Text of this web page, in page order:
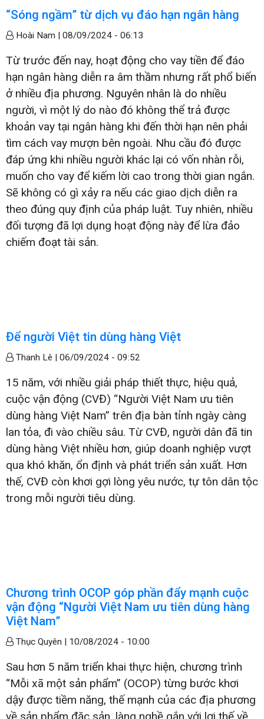
“Sóng ngầm” từ dịch vụ đáo hạn ngân hàng
Hoài Nam | 08/09/2024 - 06:13
Từ trước đến nay, hoạt động cho vay tiền để đáo
hạn ngân hàng diễn ra âm thầm nhưng rất phổ biến
ở nhiều địa phương. Nguyên nhân là do nhiều
người, vì một lý do nào đó không thể trả được
khoản vay tại ngân hàng khi đến thời hạn nên phải
tìm cách vay mượn bên ngoài. Nhu cầu đó được
đáp ứng khi nhiều người khác lại có vốn nhàn rỗi,
muốn cho vay để kiếm lời cao trong thời gian ngắn.
Sẽ không có gì xảy ra nếu các giao dịch diễn ra
theo đúng quy định của pháp luật. Tuy nhiên, nhiều
đối tượng đã lợi dụng hoạt động này để lừa đảo
chiếm đoạt tài sản.
Để người Việt tin dùng hàng Việt
Thanh Lê | 06/09/2024 - 09:52
15 năm, với nhiều giải pháp thiết thực, hiệu quả,
cuộc vận động (CVĐ) “Người Việt Nam ưu tiên
dùng hàng Việt Nam” trên địa bàn tỉnh ngày càng
lan tỏa, đi vào chiều sâu. Từ CVĐ, người dân đã tin
dùng hàng Việt nhiều hơn, giúp doanh nghiệp vượt
qua khó khăn, ổn định và phát triển sản xuất. Hơn
thế, CVĐ còn khơi gợi lòng yêu nước, tự tôn dân tộc
trong mỗi người tiêu dùng.
Chương trình OCOP góp phần đẩy mạnh cuộc
vận động “Người Việt Nam ưu tiên dùng hàng
Việt Nam”
Thục Quyên | 10/08/2024 - 10:00
Sau hơn 5 năm triển khai thực hiện, chương trình
“Mỗi xã một sản phẩm” (OCOP) từng bước khơi
dậy được tiềm năng, thế mạnh của các địa phương
về sản phẩm đặc sản, làng nghề gắn với lợi thế về